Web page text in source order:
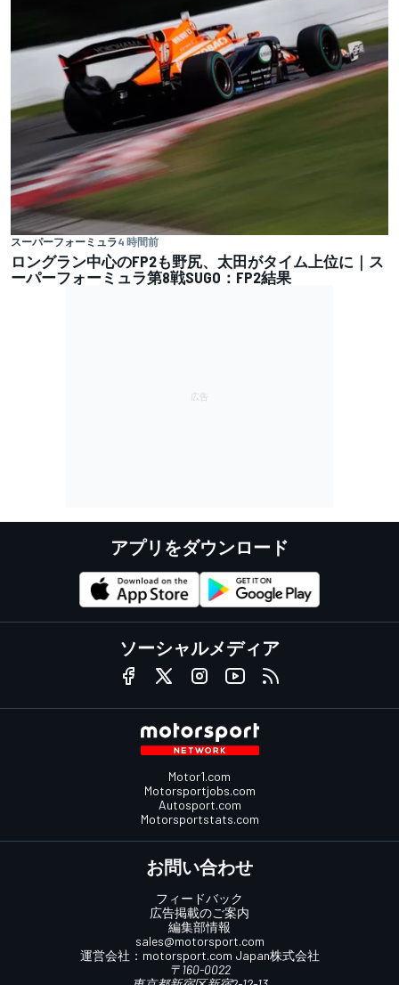
スーパーフォーミュラ4 時間前
ロングラン中心のFP2も野尻、太田がタイム上位に｜ス
ーパーフォーミュラ第8戦SUGO：FP2結果
アプリをダウンロード
ソーシャルメディア
Motor1.com
Motorsportjobs.com
Autosport.com
Motorsportstats.com
お問い合わせ
フィードバック
広告掲載のご案内
編集部情報
sales@motorsport.com
運営会社： motorsport.com Japan株式会社
〒160-0022